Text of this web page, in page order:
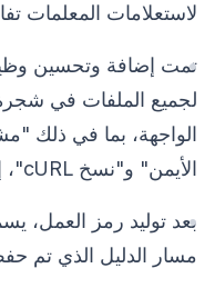
لاستعلامات المعلمات
تمت إضافة وتحسين
لجميع الملفات في شجرة
الواجهة، بما في ذلك
الأيمن" و"نسخ cURL"، إلخ.
بعد توليد رمز العمل،
مسار الدليل الذي تم